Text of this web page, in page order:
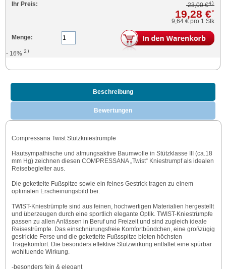
Ihr Preis: 23,00 €4)
19,28 €*
9,64 €pro 1 Stk
Menge:
- 16%2)
Beschreibung
Bewertungen
Compressana Twist Stützkniestrümpfe
Hautsympathische und atmungsaktive Baumwolle in Stützklasse III (ca.18
mm Hg) zeichnen diesen COMPRESSANA „Twist“ Kniestrumpf als idealen
Reisebegleiter aus.
Die gekettelte Fußspitze sowie ein feines Gestrick tragen zu einem
optimalen Erscheinungsbild bei.
TWIST-Kniestrümpfe sind aus feinen, hochwertigen Materialien hergestellt
und überzeugen durch eine sportlich elegante Optik. TWIST-Kniestrümpfe
passen zu allen Anlässen in Beruf und Freizeit und sind zugleich ideale
Reisestrümpfe. Das einschnürungsfreie Komfortbündchen, eine großzügig
gestrickte Ferse und die gekettelte Fußsspitze bieten höchsten
Tragekomfort. Die besonders effektive Stützwirkung entfaltet eine spürbar
wohltuende Wirkung.
-besonders fein & elegant